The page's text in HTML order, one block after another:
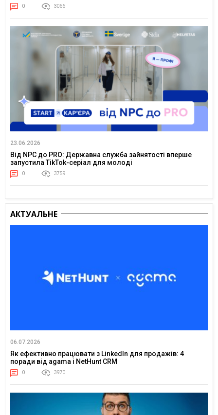
0 3066
23.06.2026
Від NPC до PRO: Державна служба зайнятості вперше
запустила TikTok-серіал для молоді
0 3759
АКТУАЛЬНЕ
06.07.2026
Як ефективно працювати з LinkedIn для продажів: 4
поради від agama і NetHunt CRM
0 3970